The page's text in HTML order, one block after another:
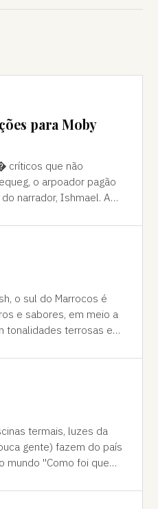
para Moby
o arpoador pagão
narrador, Ishmael. A
o sul do Marrocos é
e sabores, em meio a
tonalidades terrosas e
termais, luzes da
gente) fazem do país
foi que